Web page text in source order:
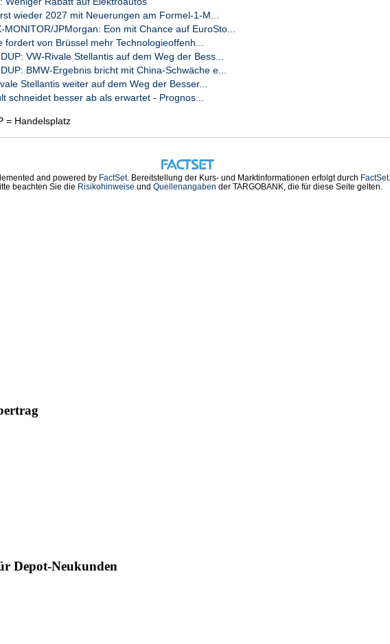
wieder 2027 mit Neuerungen am Formel-1-M...
MONITOR/JPMorgan: Eon mit Chance auf EuroSto...
fordert von Brüssel mehr Technologieoffenh...
VW-Rivale Stellantis auf dem Weg der Bess...
BMW-Ergebnis bricht mit China-Schwäche e...
Stellantis weiter auf dem Weg der Besser...
schneidet besser ab als erwartet - Prognos...
= Handelsplatz
and powered by FactSet. Bereitstellung der Kurs- und Marktinformationen erfolgt durch FactSet.
beachten Sie die Risikohinweise und Quellenangaben der TARGOBANK, die für diese Seite gelten.
Depot-Neukunden